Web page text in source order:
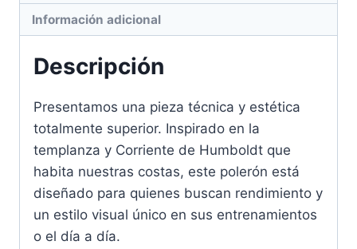
Información adicional
Descripción
Presentamos una pieza técnica y estética
totalmente superior. Inspirado en la
templanza y Corriente de Humboldt que
habita nuestras costas, este polerón está
diseñado para quienes buscan rendimiento y
un estilo visual único en sus entrenamientos
o el día a día.